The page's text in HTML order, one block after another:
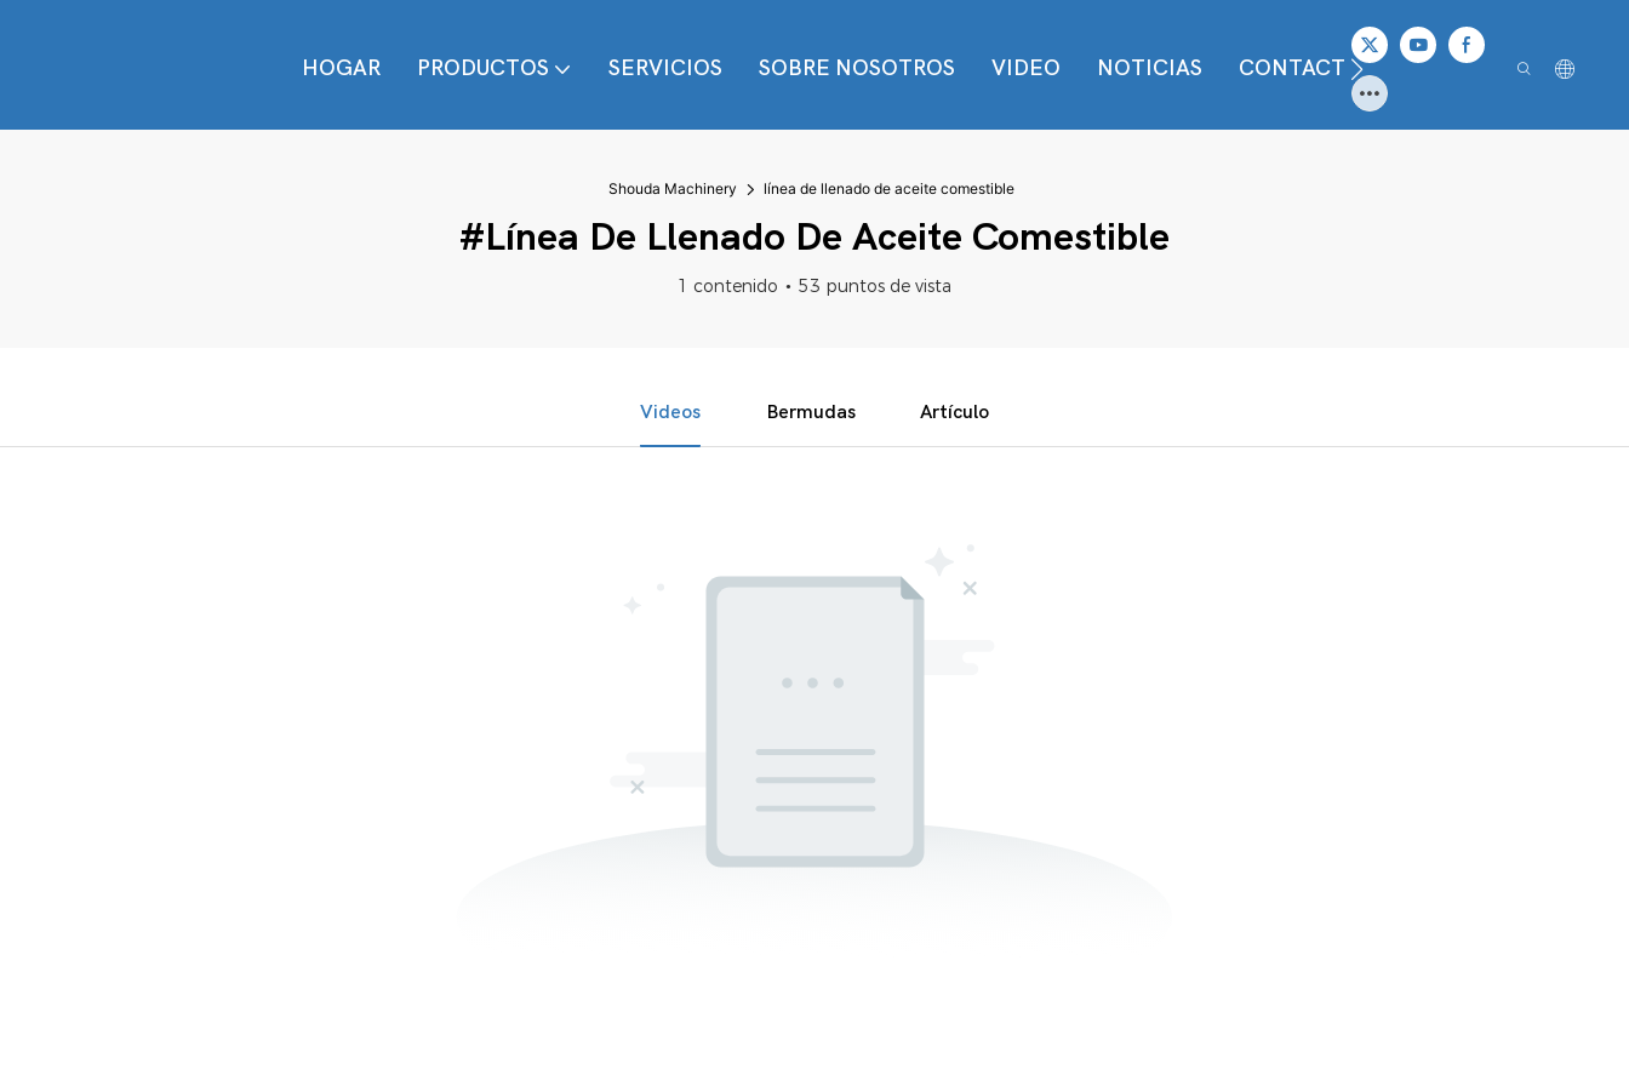
HOGAR PRODUCTOS SERVICIOS SOBRE NOSOTROS VIDEO NOTICIAS CONTACTO
Shouda Machinery línea de llenado de aceite comestible
#línea De Llenado De Aceite Comestible
1 contenido 53 puntos de vista
Videos Bermudas Artículo